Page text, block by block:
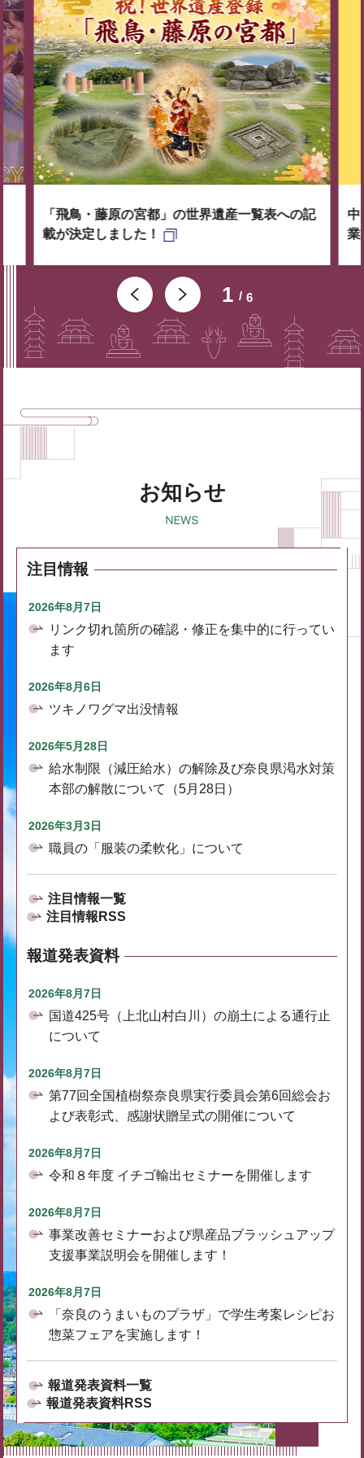
1 6
「飛鳥・藤原の宮都」の世界遺産一覧表への記
載が決定しました！
中
業
お知らせ
注目情報
2026年8月7日
リンク切れ箇所の確認・修正を集中的に行ってい
ます
2026年8月6日
ツキノワグマ出没情報
2026年5月28日
給水制限（減圧給水）の解除及び奈良県渇水対策
本部の解散について（5月28日）
2026年3月3日
職員の「服装の柔軟化」について
注目情報一覧
注目情報RSS
報道発表資料
2026年8月7日
国道425号（上北山村白川）の崩土による通行止
について
2026年8月7日
第77回全国植樹祭奈良県実行委員会第6回総会お
よび表彰式、感謝状贈呈式の開催について
2026年8月7日
令和８年度 イチゴ輸出セミナーを開催します
2026年8月7日
事業改善セミナーおよび県産品ブラッシュアップ
支援事業説明会を開催します！
2026年8月7日
「奈良のうまいものプラザ」で学生考案レシピお
惣菜フェアを実施します！
報道発表資料一覧
報道発表資料RSS